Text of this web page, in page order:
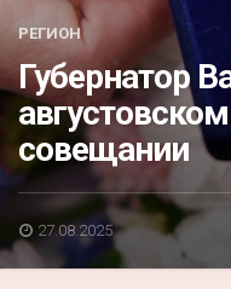
Акция
К 70-летию
Конкурс
Люди родного края
Национальные проекты
Память
РЕГИОН
Губернатор
совещании
27.08.2025